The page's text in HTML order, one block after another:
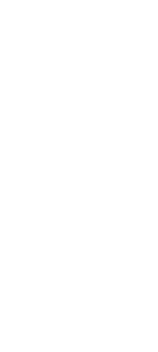
Категории
Добавьте